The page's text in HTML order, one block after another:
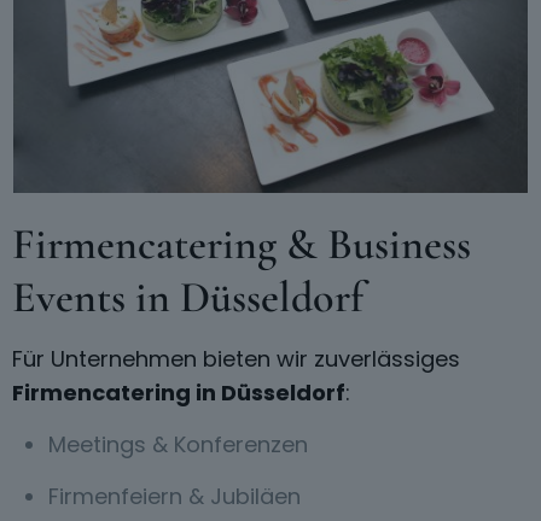
Firmencatering & Business
Events in Düsseldorf
Für Unternehmen bieten wir zuverlässiges
Firmencatering in Düsseldorf:
Meetings & Konferenzen
Firmenfeiern & Jubiläen